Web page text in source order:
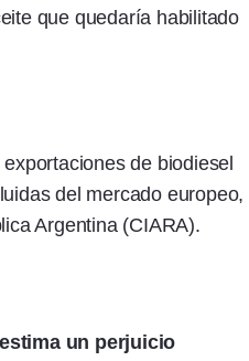
que quedaría habilitado
de biodiesel
del mercado europeo,
Argentina (CIARA).
un perjuicio